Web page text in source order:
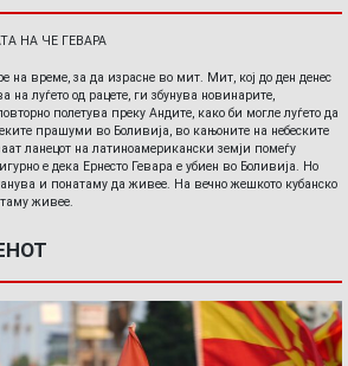
НА ЧЕ ГЕВАРА
на време, за да израсне во мит. Мит, кој до ден денес
на луѓето од рацете, ги збунува новинарите,
полетува преку Андите, како би могле луѓето да
прашуми во Боливија, во кањоните на небеските
ланецот на латиноамерикански земји помеѓу
е дека Ернесто Гевара е убиен во Боливија. Но
и понатаму да живее. На вечно жешкото кубанско
живее.